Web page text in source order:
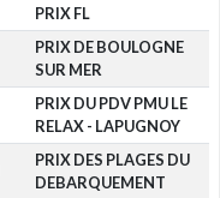
PRIX FL
PRIX DE BOULOGNE
SUR MER
PRIX DU PDV PMU LE
RELAX - LAPUGNOY
PRIX DES PLAGES DU
DEBARQUEMENT